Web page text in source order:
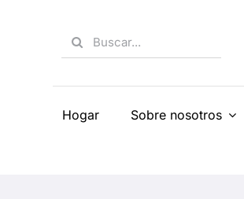
Search
for:
Hogar Sobre nosotros